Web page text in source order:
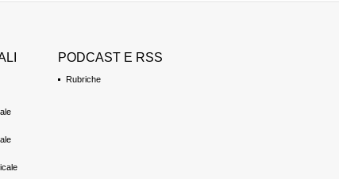
PODCAST E RSS
Rubriche